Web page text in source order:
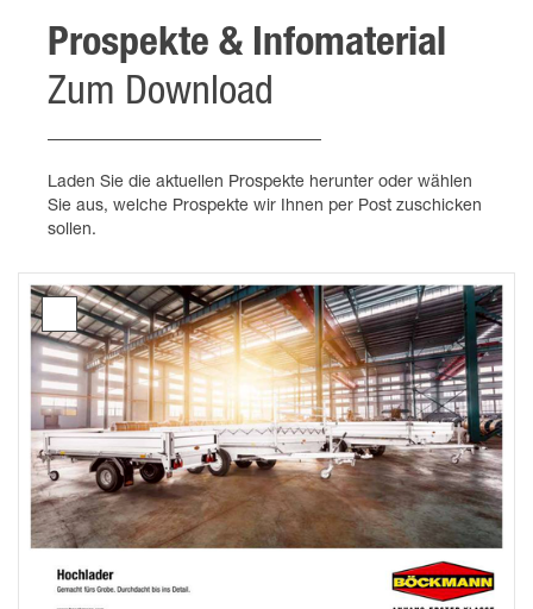
Prospekte & Infomaterial
Zum Download
Laden Sie die aktuellen Prospekte herunter oder wählen
Sie aus, welche Prospekte wir Ihnen per Post zuschicken
sollen.
Prospekt
Hochlader